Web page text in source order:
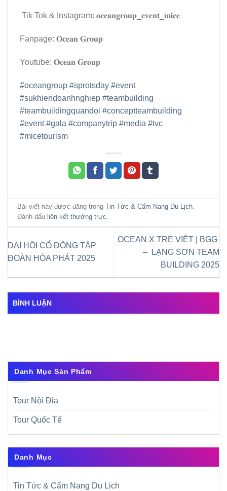
Tik Tok & Instagram: 𝐨𝐜𝐞𝐚𝐧𝐠𝐫𝐨𝐮𝐩_𝐞𝐯𝐞𝐧𝐭_𝐦𝐢𝐜𝐞
Fanpage: 𝐎𝐜𝐞𝐚𝐧 𝐆𝐫𝐨𝐮𝐩
Youtube: 𝐎𝐜𝐞𝐚𝐧 𝐆𝐫𝐨𝐮𝐩
#oceangroup #sprotsday #event
#sukhiendoanhnghiep #teambuilding
#teambuildingquandoi #conceptteambuilding
#event #gala #companytrip #media #tvc
#micetourism
Bài viết này được đăng trongTin Tức & Cẩm Nang Du Lịch.
Đánh dấu liên kết thường trực.
ĐẠI HỘI CỔ ĐÔNG TẬP
ĐOÀN HÒA PHÁT 2025
OCEAN X TRE VIỆT | BGG
– LẠNG SƠN TEAM
BUILDING 2025
BÌNH LUẬN
Danh Mục Sản Phẩm
Tour Nội Địa
Tour Quốc Tế
Danh Mục
Tin Tức & Cẩm Nang Du Lịch